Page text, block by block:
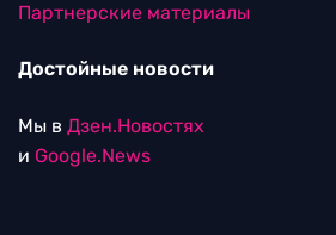
Партнерские материалы
Достойные новости
Мы в Дзен.Новостях
и Google.News